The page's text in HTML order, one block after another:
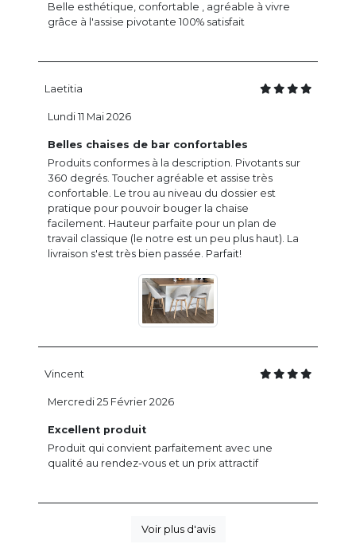
Belle esthétique, confortable , agréable à vivre
grâce à l'assise pivotante 100% satisfait
Laetitia
Belles chaises de bar confortables
Produits conformes à la description. Pivotants sur
360 degrés. Toucher agréable et assise très
confortable. Le trou au niveau du dossier est
pratique pour pouvoir bouger la chaise
facilement. Hauteur parfaite pour un plan de
travail classique (le notre est un peu plus haut). La
livraison s'est très bien passée. Parfait!
Lundi 11 Mai 2026
Vincent
Excellent produit
Produit qui convient parfaitement avec une
qualité au rendez-vous et un prix attractif
Mercredi 25 Février 2026
Voir plus d'avis